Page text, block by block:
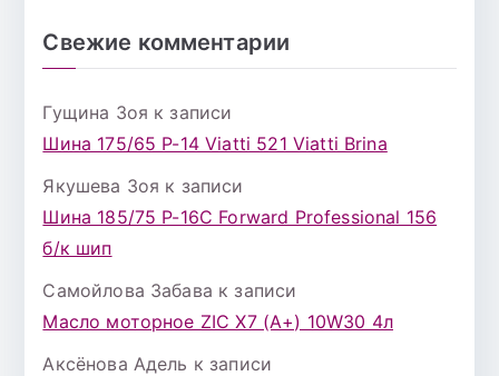
Свежие комментарии
Гущина Зоя к записи
Шина 175/65 Р-14 Viatti 521 Viatti Brina
Якушева Зоя к записи
Шина 185/75 Р-16С Forward Professional 156
б/к шип
Самойлова Забава к записи
Масло моторное ZIC X7 (A+) 10W30 4л
Аксёнова Адель к записи